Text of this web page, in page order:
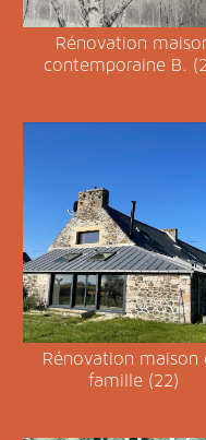
Rénovation
contemporaine B.
Rénovation maison
famille (22)